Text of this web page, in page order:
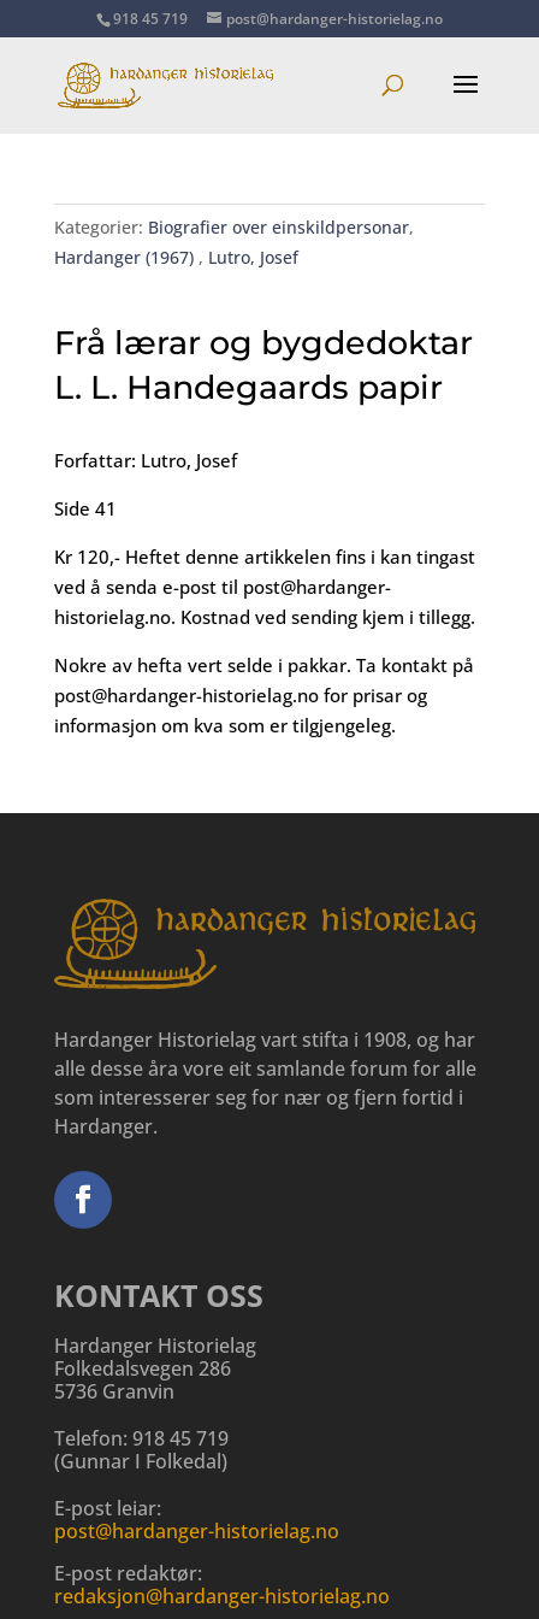
918 45 719 post@hardanger-historielag.no
Kategorier: Biografier over einskildpersonar,
Hardanger (1967) , Lutro, Josef
Frå lærar og bygdedoktar
L. L. Handegaards papir
Forfattar: Lutro, Josef
Side 41
Kr 120,- Heftet denne artikkelen fins i kan tingast
ved å senda e-post til post@hardanger-
historielag.no. Kostnad ved sending kjem i tillegg.
Nokre av hefta vert selde i pakkar. Ta kontakt på
post@hardanger-historielag.nofor prisar og
informasjon om kva som er tilgjengeleg.
Hardanger Historielag vart stifta i 1908, og har
alle desse åra vore eit samlande forum for alle
som interesserer seg for nær og fjern fortid i
Hardanger.
KONTAKT OSS
Hardanger Historielag
Folkedalsvegen 286
5736 Granvin
Telefon: 918 45 719
(Gunnar I Folkedal)
E-post leiar:
post@hardanger-historielag.no
E-post redaktør:
redaksjon@hardanger-historielag.no